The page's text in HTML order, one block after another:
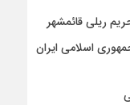
ریلی قائمشهر
اسلامی ایران